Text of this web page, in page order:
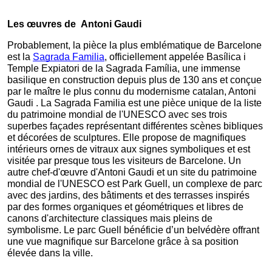
Les œuvres de  Antoni Gaudi
Probablement, la pièce la plus emblématique de Barcelone
est la Sagrada Familia, officiellement appelée Basílica i
Temple Expiatori de la Sagrada Família, une immense
basilique en construction depuis plus de 130 ans et conçue
par le maître le plus connu du modernisme catalan, Antoni
Gaudi . La Sagrada Familia est une pièce unique de la liste
du patrimoine mondial de l'UNESCO avec ses trois
superbes façades représentant différentes scènes bibliques
et décorées de sculptures. Elle propose de magnifiques
intérieurs ornes de vitraux aux signes symboliques et est
visitée par presque tous les visiteurs de Barcelone. Un
autre chef-d'œuvre d'Antoni Gaudi et un site du patrimoine
mondial de l'UNESCO est Park Guell, un complexe de parc
avec des jardins, des bâtiments et des terrasses inspirés
par des formes organiques et géométriques et libres de
canons d'architecture classiques mais pleins de
symbolisme. Le parc Guell bénéficie d’un belvédère offrant
une vue magnifique sur Barcelone grâce à sa position
élevée dans la ville.